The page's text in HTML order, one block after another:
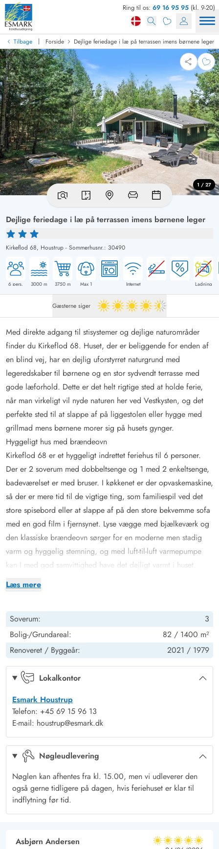
Ring til os: 69 16 95 95 (kl. 9-20)
Tilbage | Forside Dejlige feriedage i læ på terrassen imens børnene leger
Dejlige feriedage i læ på terrassen imens børnene leger
Kirkeflod 68, Houstrup - Sommerhusnr.: 30490
6 pers. 3000 m 3750m Max 1 Internet Ladning
1 / 27
Gæsterne siger 4.5 ud af 5
Læs mere
Med direkte adgang til stisystemer og dejlige naturområder
finder du Kirkeflod 68. Huset, der er beliggende for enden af
en blind vej, har en dejlig uforstyrret naturgrund med
legeredskaber til børnene og en stor sydvendt terrasse med
gode læforhold. Dette er det helt rigtige sted at holde ferie,
når man virkeligt vil nyde naturen her ved Vestkysten, og det
perfekte sted til at slappe af på liggestolen eller hygge med
grillmad mens børnene morer sig på husets gynger.
Hyggeligt hus med brændeovn
Kirkeflod 68 er et hyggeligt indrettet feriehus til 6 personer.
Der er 2 soverum med dobbeltsenge og 1 med 2 enkeltsenge,
badeværelset er med bruser. I køkkenet er der opvaskemaskine,
så der er mere tid til de vigtige ting, som familiespil ved det
store spisebord eller at slappe af på den store bekvemme sofa
med en god film i fjernsynet. Lyse vægge med bjælkeværk og
den klassiske brændeovn sørger for en moderne men stadig
varm og hyggelig stemning, og med luft-til-luft varmepumpe
kan I med god samvittighed have det dejligt varmt i huset.
Fra stuen er der direkte udgang til den afskærmede terrasse
tænde op i grillen, - her er altid en læplads og da terrassen til
dels er overdækket, kan I sagtens nyde jeres grillmad, også
hvis det drypper lidt.
Midt i naturen med mange udflugtsmål
Kirkeflod 68 er en fantastisk ferieadresse til dig, der elsker
dejlige gå- eller cykelture i Blåbjerg Plantage eller til Fiil sø.
Egnen byder selvfølgeligt også på mange udflugtsmål, fx til de
nærliggende strandbyer eller i fiskerbyen Hvides Sande eller
besøg et af de mange museer og oplev fx i Bork hvordan
vikingerne levede.
Ingen katte tilladt på grund af allergi.
Soverum:
3
Bolig-/Grundareal:
82 / 1400 m²
Renoveret / Byggeår: 2021 / 1979
Lokalkontor
Esmark Houstrup
Telefon: +45 69 15 96 13
E-mail: houstrup@esmark.dk
Nøgleudlevering
Nøglen kan afhentes fra kl. 15.00, men vi udleverer den
også gerne tidligere på dagen, hvis feriehuset er klar til
indflytning før tid.
Asbjørn Andersen
5 ud af 5